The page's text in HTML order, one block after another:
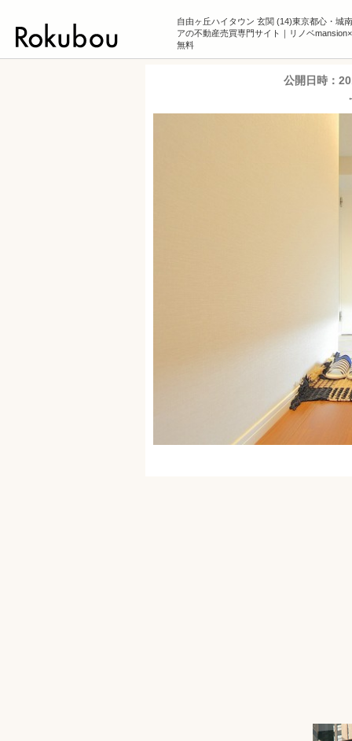
自由ヶ丘ハイタウン 玄関 (14)東京都心・城
アの不動産売買専門サイト｜リノベ
無料
公開日時：